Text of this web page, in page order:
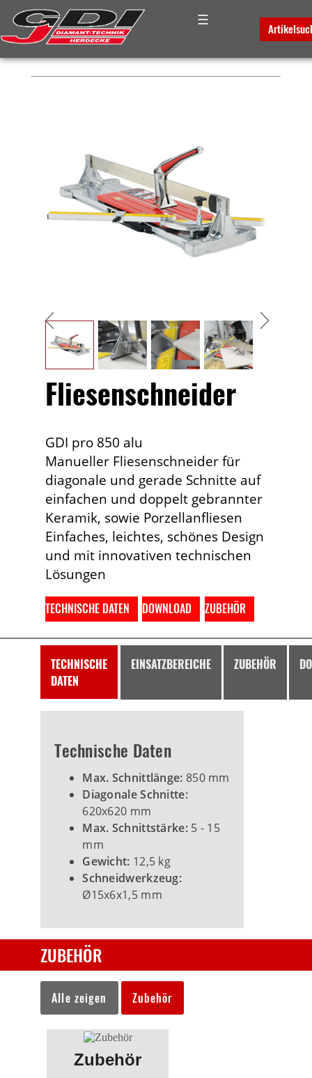
☰
PLATZHALTER FÜR DAS
BREADCRUMB-MENUE
Fliesenschneider
GDI pro 850 alu
Manueller Fliesenschneider für
diagonale und gerade Schnitte auf
einfachen und doppelt gebrannter
Keramik, sowie Porzellanfliesen
Einfaches, leichtes, schönes Design
und mit innovativen technischen
Lösungen
TECHNISCHE DATEN DOWNLOAD ZUBEHÖR
TECHNISCHE
DATEN
EINSATZBEREICHE ZUBEHÖR
Technische Daten
Max. Schnittlänge: 850 mm
Diagonale Schnitte:
620x620 mm
Max. Schnittstärke:5 - 15
mm
Gewicht: 12,5 kg
Schneidwerkzeug:
Ø15x6x1,5 mm
ZUBEHÖR
Alle zeigen Zubehör
Zubehör